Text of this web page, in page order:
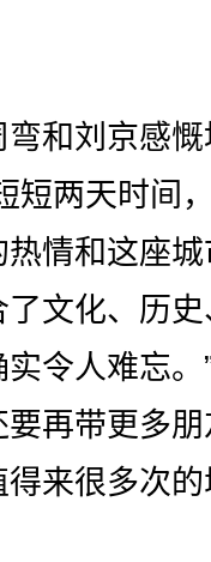
和刘京感慨
短两天时间
情和这座
文化、历
令人难忘。
再带更多
来很多次